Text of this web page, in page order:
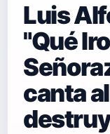
Luis
"Qué
canta